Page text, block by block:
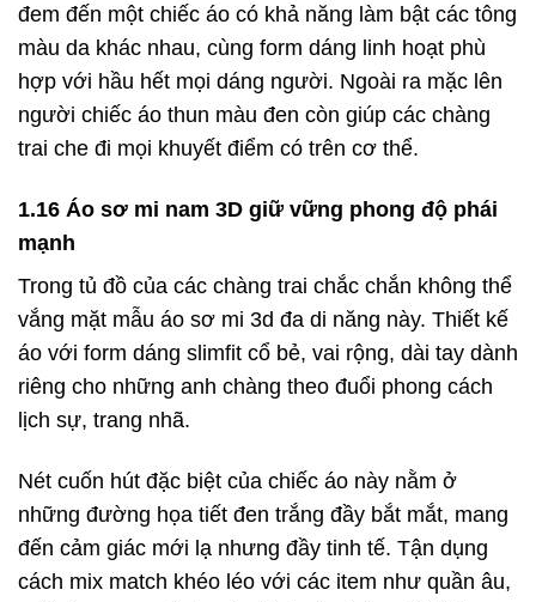
đem đến một chiếc áo có khả năng làm bật các tông
màu da khác nhau, cùng form dáng linh hoạt phù
hợp với hầu hết mọi dáng người. Ngoài ra mặc lên
người chiếc áo thun màu đen còn giúp các chàng
trai che đi mọi khuyết điểm có trên cơ thể.
1.16 Áo sơ mi nam 3D giữ vững phong độ phái
mạnh
Trong tủ đồ của các chàng trai chắc chắn không thể
vắng mặt mẫu áo sơ mi 3d đa di năng này. Thiết kế
áo với form dáng slimfit cổ bẻ, vai rộng, dài tay dành
riêng cho những anh chàng theo đuổi phong cách
lịch sự, trang nhã.
Nét cuốn hút đặc biệt của chiếc áo này nằm ở
những đường họa tiết đen trắng đầy bắt mắt, mang
đến cảm giác mới lạ nhưng đầy tinh tế. Tận dụng
cách mix match khéo léo với các item như quần âu,